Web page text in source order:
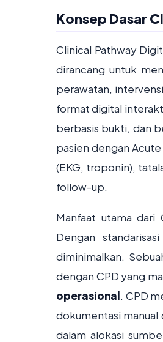
Konsep Dasar
Clinical Pathway
dirancang untuk
perawatan,
format digital
berbasis bukti, dan
pasien dengan
(EKG, troponin),
follow-up.
Manfaat utama dari
Dengan
diminimalkan.
dengan CPD yang
operasional. CPD
dokumentasi
dalam alokasi